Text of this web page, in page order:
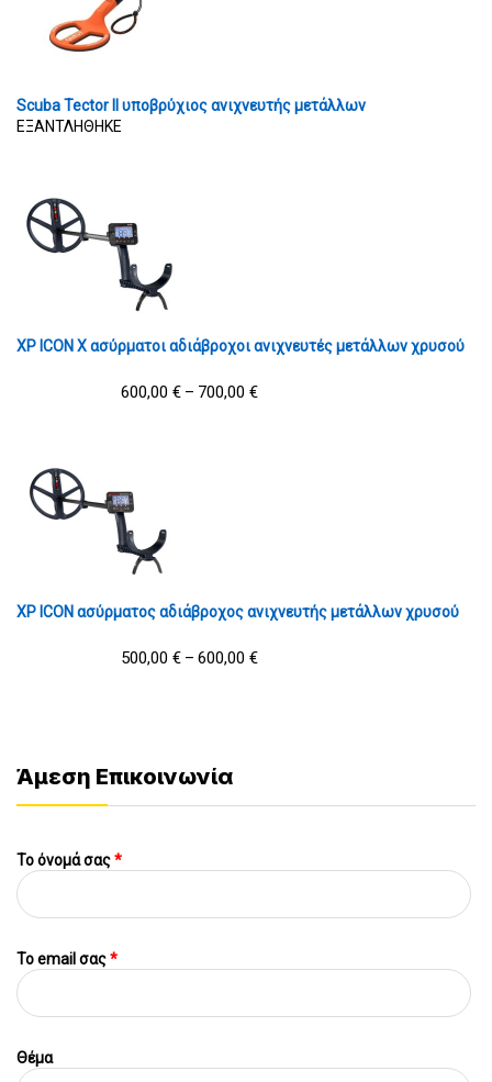
Scuba Tector II υποβρύχιος ανιχνευτής μετάλλων
ΕΞΑΝΤΛΗΘΗΚΕ
XP ICON X ασύρματοι αδιάβροχοι ανιχνευτές μετάλλων χρυσού
600,00 € – 700,00 €
XP ICON ασύρματος αδιάβροχος ανιχνευτής μετάλλων χρυσού
500,00 € – 600,00 €
Άμεση Επικοινωνία
Το όνομά σας*
To email σας*
Θέμα